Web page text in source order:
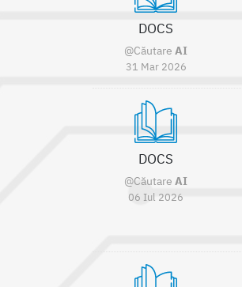
DOCS
@Căutare AI
31 Mar 2026
DOCS
@Căutare AI
06 Iul 2026